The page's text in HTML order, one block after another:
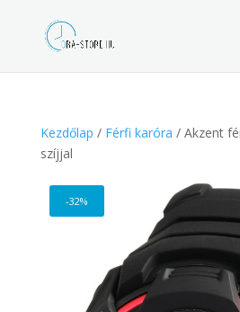
search
Kezdőlap / Férfi karóra / Akzent
szíjjal
-32%